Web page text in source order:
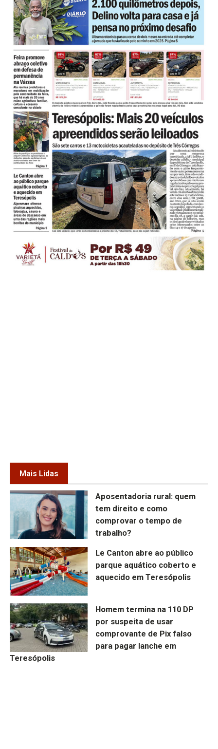
Mais Lidas
Aposentadoria rural: quem
tem direito e como
comprovar o tempo de
trabalho?
Le Canton abre ao público
parque aquático coberto e
aquecido em Teresópolis
Homem termina na 110 DP
por suspeita de usar
comprovante de Pix falso
para pagar lanche em
Teresópolis